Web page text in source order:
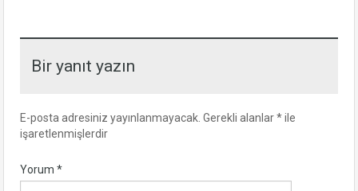
Bir yanıt yazın
E-posta adresiniz yayınlanmayacak. Gerekli alanlar*ile
işaretlenmişlerdir
Yorum *